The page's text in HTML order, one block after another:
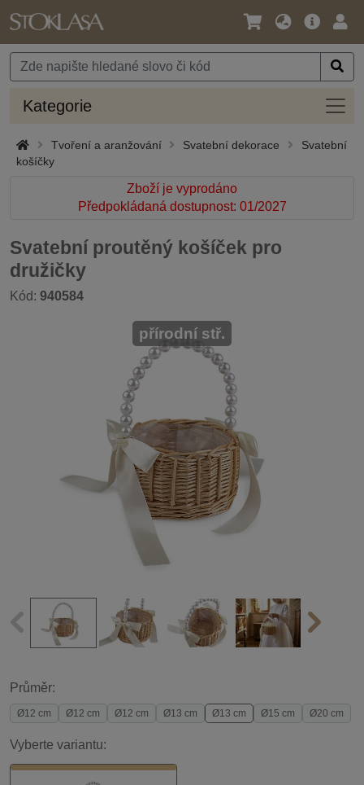
Jazyk
Měna
Hlavní
Kategorie
Tvoření a aranžování Svatební dekorace
Svatební
košíčky
Zboží je vyprodáno
Předpokládaná dostupnost: 01/2027
Svatební proutěný košíček pro
družičky
Kód: 940584
přírodní stř.
Průměr:
Ø12 cm Ø12 cm Ø12 cm Ø13 cm Ø13 cm Ø15 cm Ø20 cm
Vyberte variantu: